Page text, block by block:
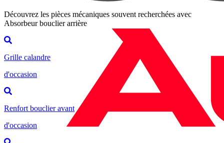
Découvrez les pièces mécaniques souvent recherchées avec
Absorbeur bouclier arrière
Grille calandre
d'occasion
Renfort bouclier avant
d'occasion